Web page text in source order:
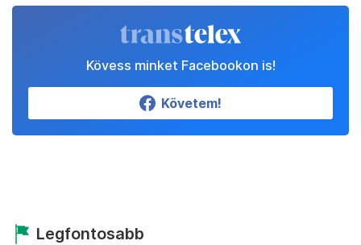
Kövess minket Facebookon is!
Követem!
Legfontosabb